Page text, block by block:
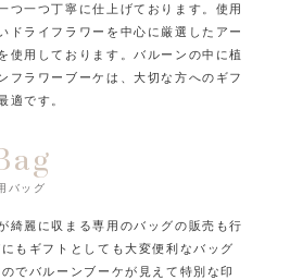
つ一つ丁寧に仕上げております。 使用
ドライフラワーを中心に 厳選したアー
使用しております。 バルーンの中に植
フラワーブーケは、大切な方へのギフ
適です。
バッグ
綺麗に収まる専用のバッグの販売も行
もギフトとしても大変便利なバッグ
でバルーンブーケが見えて特別な印